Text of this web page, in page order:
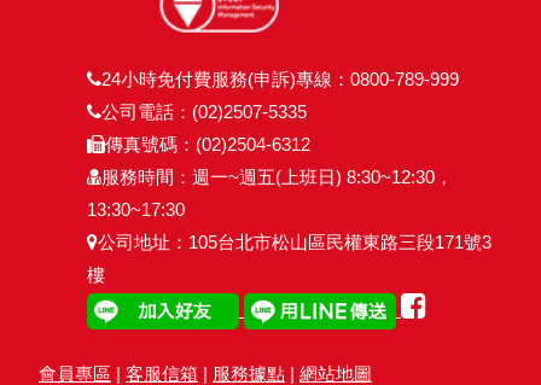
24小時免付費服務(申訴)專線：0800-789-999
公司電話：(02)2507-5335
傳真號碼：(02)2504-6312
服務時間：週一~週五(上班日) 8:30~12:30，
13:30~17:30
公司地址：105台北市松山區民權東路三段171號3
樓
會員專區 | 客服信箱 | 服務據點 | 網站地圖